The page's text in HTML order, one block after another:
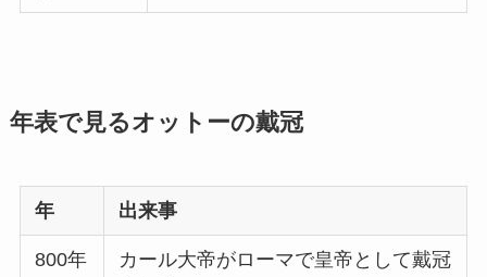
年表で見るオットーの戴冠
年 出来事
800年
カール大帝がローマで皇帝として戴冠